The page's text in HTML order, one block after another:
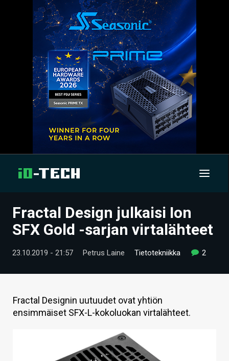
UUTISET
TIETOA
Fractal Design julkaisi Ion
SFX Gold -sarjan virtalähteet
23.10.2019 - 21:57 Petrus Laine Tietotekniikka 2
Fractal Designin uutuudet ovat yhtiön
ensimmäiset SFX-L-kokoluokan virtalähteet.